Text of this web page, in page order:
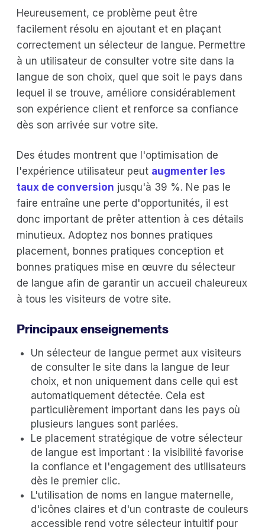
Heureusement, ce problème peut être
facilement résolu en ajoutant et en plaçant
correctement un sélecteur de langue. Permettre
à un utilisateur de consulter votre site dans la
langue de son choix, quel que soit le pays dans
lequel il se trouve, améliore considérablement
son expérience client et renforce sa confiance
dès son arrivée sur votre site.
Des études montrent que l'optimisation de
l'expérience utilisateur peut augmenter les
taux de conversion jusqu'à 39 %. Ne pas le
faire entraîne une perte d'opportunités, il est
donc important de prêter attention à ces détails
minutieux. Adoptez nos bonnes pratiques
placement, bonnes pratiques conception et
bonnes pratiques mise en œuvre du sélecteur
de langue afin de garantir un accueil chaleureux
à tous les visiteurs de votre site.
Principaux enseignements
Un sélecteur de langue permet aux visiteurs
de consulter le site dans la langue de leur
choix, et non uniquement dans celle qui est
automatiquement détectée. Cela est
particulièrement important dans les pays où
plusieurs langues sont parlées.
Le placement stratégique de votre sélecteur
de langue est important : la visibilité favorise
la confiance et l'engagement des utilisateurs
dès le premier clic.
L'utilisation de noms en langue maternelle,
d'icônes claires et d'un contraste de couleurs
accessible rend votre sélecteur intuitif pour